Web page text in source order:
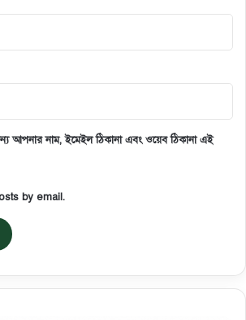
আপনার নাম, ইমেইল ঠিকানা এবং ওয়েব ঠিকানা এই
by email.